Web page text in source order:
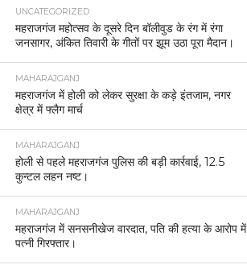
UNCATEGORIZED
महराजगंज महोत्सव के दूसरे दिन बॉलीवुड के रंग में रंगा
जनसागर, अंकित तिवारी के गीतों पर झूम उठा पूरा मैदान।
MAHARAJGANJ
महराजगंज में होली को लेकर सुरक्षा के कड़े इंतजाम, नगर
क्षेत्र में फ्लैग मार्च
MAHARAJGANJ
होली से पहले महराजगंज पुलिस की बड़ी कार्रवाई, 12.5
कुन्टल लहन नष्ट।
MAHARAJGANJ
महराजगंज में सनसनीखेज वारदात, पति की हत्या के आरोप में
पत्नी गिरफ्तार।